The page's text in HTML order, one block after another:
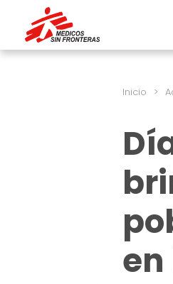
Inicio >
en